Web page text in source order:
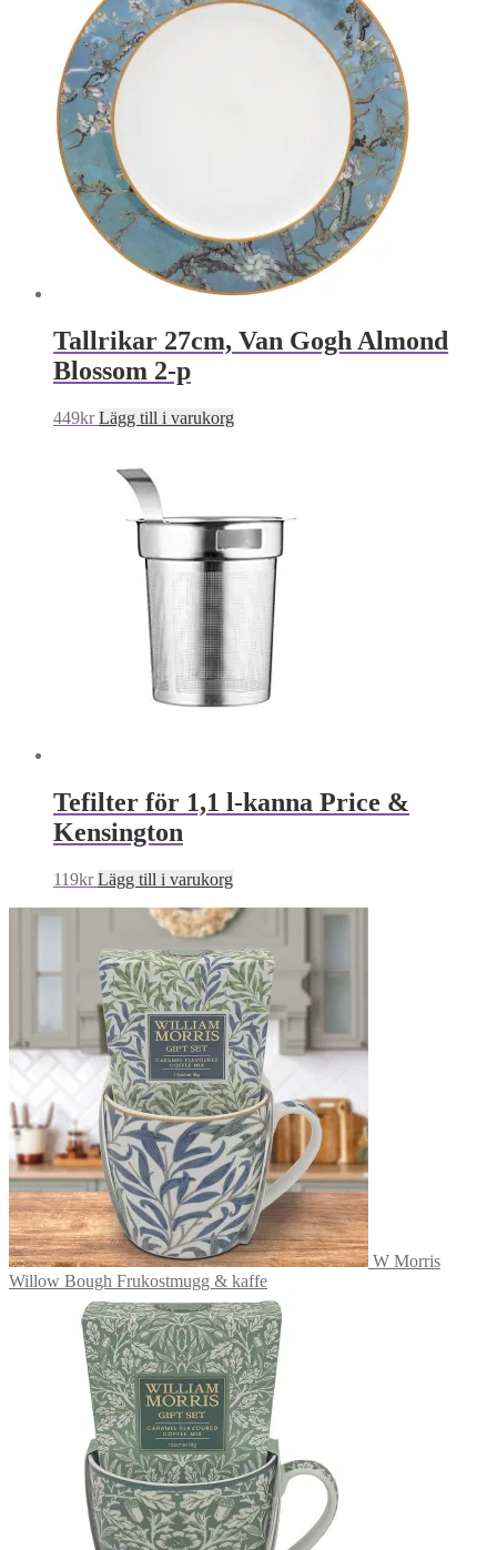
Tallrikar 27cm, Van Gogh Almond
Blossom 2-p
449kr Lägg till i varukorg
Tefilter för 1,1 l-kanna Price &
Kensington
119kr Lägg till i varukorg
W Morris
Willow Bough Frukostmugg & kaffe